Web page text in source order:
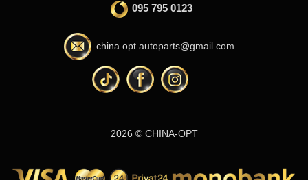
095 795 0123
china.opt.autoparts@gmail.com
2026 © CHINA-OPT